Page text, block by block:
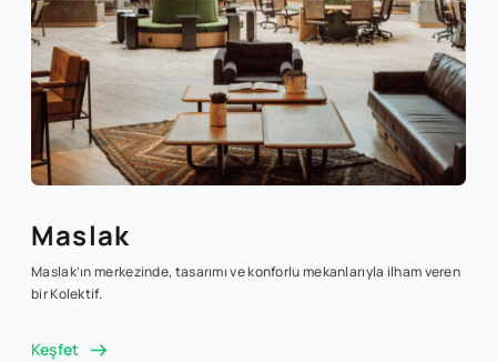
Maslak
Maslak’ın merkezinde, tasarımı ve konforlu mekanlarıyla ilham veren
bir Kolektif.
Keşfet